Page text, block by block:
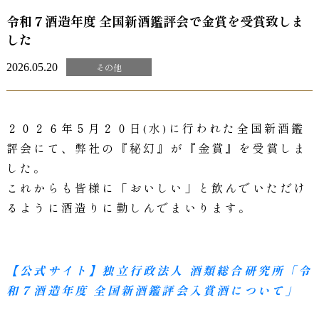
令和７酒造年度 全国新酒鑑評会で金賞を受賞致しま
した
2026.05.20 その他
２０２６年５月２０日(水)に行われた全国新酒鑑
評会にて、弊社の『秘幻』が『金賞』を受賞しま
した。
これからも皆様に「おいしい」と飲んでいただけ
るように酒造りに勤しんでまいります。
【公式サイト】独立行政法人 酒類総合研究所「令
和７酒造年度 全国新酒鑑評会入賞酒について」